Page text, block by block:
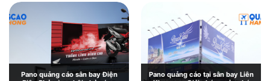
Pano quảng cáo sân bay Điện
Pano quảng cáo tại sân bay Liên